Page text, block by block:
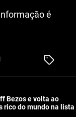
é
T
e
Bezos e volta ao
rico do mundo na lista